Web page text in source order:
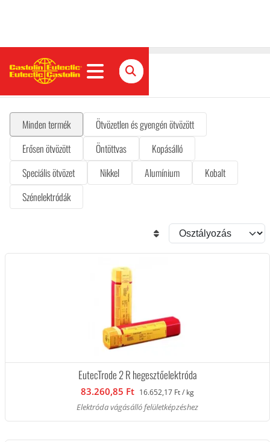
Bevont elektródák
Minden termék
Ötvözetlen és gyengén ötvözött
Erősen ötvözött
Öntöttvas
Kopásálló
Speciális ötvözet
Nikkel Alumínium
Kobalt
Szénelektródák
EutecTrode 2 R hegesztőelektróda
83.260,85 Ft 16.652,17 Ft / kg
Elektróda vágásálló felületképzéshez